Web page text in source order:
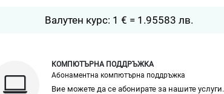
Валутен курс: 1 € = 1.95583 лв.
КОМПЮТЪРНА ПОДДРЪЖКА
Абонаментна компютърна поддръжка
Вие можете да се абонирате за нашите услуги.